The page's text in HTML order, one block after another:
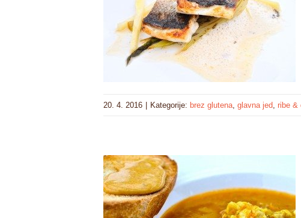
20. 4. 2016 Kategorije: brez glutena, glavna jed, ribe &